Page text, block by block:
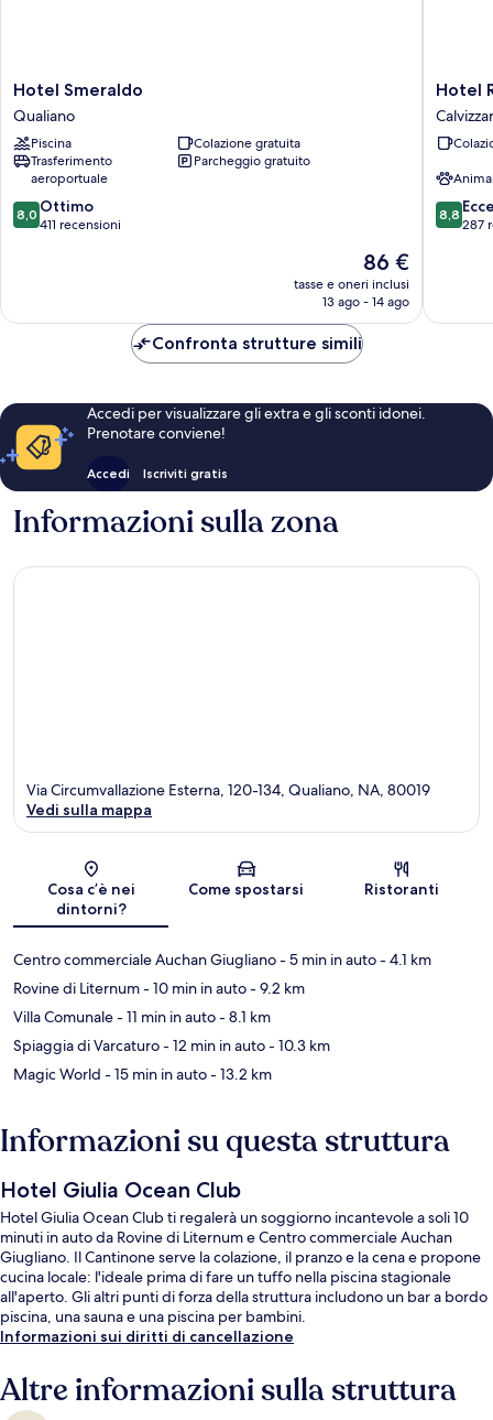
Hotel
Smeraldo
Qualiano
Hotel Smeraldo
Qualiano
Piscina
Colazione gratuita
Trasferimento
aeroportuale
Parcheggio gratuito
8.0
su
8,0 Ottimo
411 recensioni
Il
prezzo
attuale
86 €
86 €
tasse e oneri inclusi
13 ago - 14 ago
Hotel
Donato
Hotel
8.8
su
8,8
287
Confronta strutture simili
Accedi per visualizzare gli extra e gli sconti idonei.
Prenotare conviene!
Accedi Iscriviti gratis
Informazioni sulla zona
Mappa
Via Circumvallazione Esterna, 120-134, Qualiano, NA, 80019
Vedi sulla mappa
Cosa c’è nei
dintorni?
Come spostarsi Ristoranti
Centro commerciale Auchan Giugliano- 5 min in auto- 4.1 km
Rovine di Liternum- 10 min in auto- 9.2 km
Villa Comunale- 11 min in auto- 8.1 km
Spiaggia di Varcaturo- 12 min in auto- 10.3 km
Magic World - 15 min in auto- 13.2 km
Informazioni su questa struttura
Hotel Giulia Ocean Club
Hotel Giulia Ocean Club ti regalerà un soggiorno incantevole a soli 10
minuti in auto da Rovine di Liternum e Centro commerciale Auchan
Giugliano. Il Cantinone serve la colazione, il pranzo e la cena e propone
cucina locale: l'ideale prima di fare un tuffo nella piscina stagionale
all'aperto. Gli altri punti di forza della struttura includono un bar a bordo
piscina, una sauna e una piscina per bambini.
Informazioni sui diritti di cancellazione
Altre informazioni sulla struttura